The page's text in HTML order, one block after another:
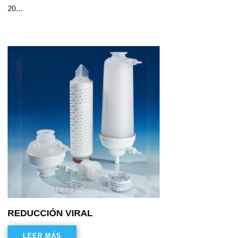
20…
REDUCCIÓN VIRAL
LEER MÁS